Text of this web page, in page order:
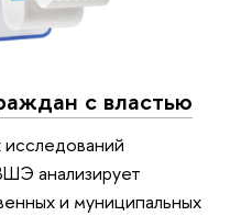
с властью
анализирует
и муниципальных